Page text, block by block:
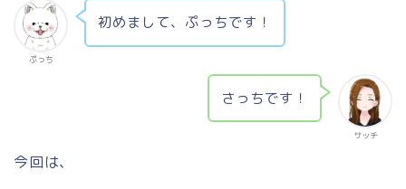
ぷっち
初めまして、ぷっちです！
サッチ
さっちです！
今回は、